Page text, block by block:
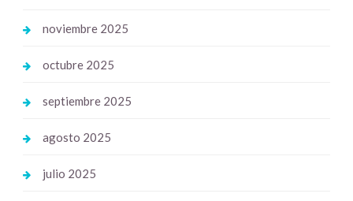
noviembre 2025
octubre 2025
septiembre 2025
agosto 2025
julio 2025